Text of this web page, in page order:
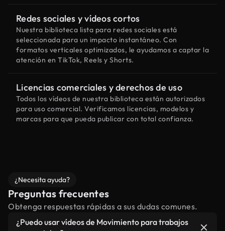
Redes sociales y vídeos cortos
Nuestra biblioteca lista para redes sociales está
seleccionada para un impacto instantáneo. Con
formatos verticales optimizados, le ayudamos a captar la
atención en TikTok, Reels y Shorts.
Licencias comerciales y derechos de uso
Todos los vídeos de nuestra biblioteca están autorizados
para uso comercial. Verificamos licencias, modelos y
marcas para que pueda publicar con total confianza.
¿Necesita ayuda?
Preguntas frecuentes
Obtenga respuestas rápidas a sus dudas comunes.
¿Puedo usar vídeos de Movimiento para trabajos